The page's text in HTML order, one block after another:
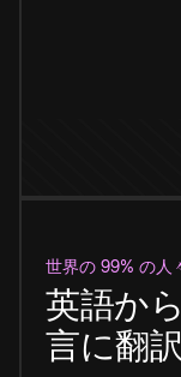
世界の 99% の人
英語か
言に翻訳